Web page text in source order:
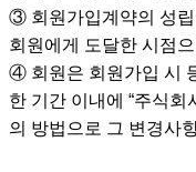
③ 회원가입계약의 성립
회원에게 도달한 시점
④ 회원은 회원가입 시
한 기간 이내에 “주식회
의 방법으로 그 변경사